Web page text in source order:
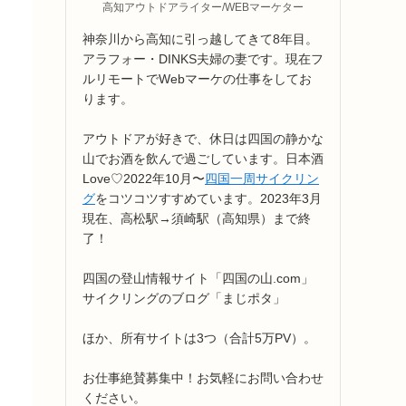
高知アウトドアライター/WEBマーケター
神奈川から高知に引っ越してきて8年目。
アラフォー・DINKS夫婦の妻です。現在フ
ルリモートでWebマーケの仕事をしてお
ります。
アウトドアが好きで、休日は四国の静かな
山でお酒を飲んで過ごしています。日本酒
Love♡2022年10月〜四国一周サイクリン
グをコツコツすすめています。2023年3月
現在、高松駅→須崎駅（高知県）まで終
了！
四国の登山情報サイト「四国の山.com」
サイクリングのブログ「まじポタ」
ほか、所有サイトは3つ（合計5万PV）。
お仕事絶賛募集中！お気軽にお問い合わせ
ください。